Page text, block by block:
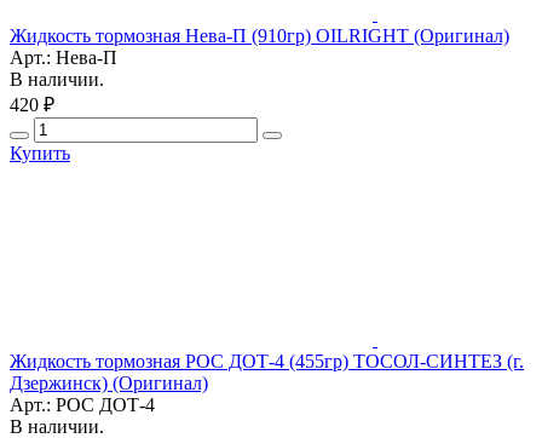
Жидкость тормозная Нева-П (910гр) OILRIGHT (Оригинал)
Арт.: Нева-П
В наличии.
420 ₽
Купить
Жидкость тормозная РОС ДОТ-4 (455гр) ТОСОЛ-СИНТЕЗ (г.
Дзержинск) (Оригинал)
Арт.: РОС ДОТ-4
В наличии.